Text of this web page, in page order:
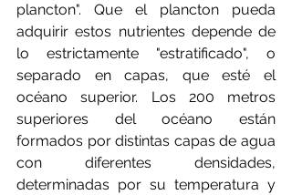
plancton". Que el plancton pueda
adquirir estos nutrientes depende de
lo estrictamente "estratificado", o
separado en capas, que esté el
océano superior. Los 200 metros
superiores del océano están
formados por distintas capas de agua
con diferentes densidades,
determinadas por su temperatura y